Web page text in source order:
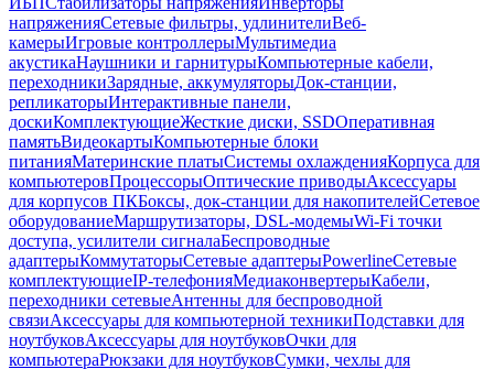
напряженияСетевые фильтры, удлинителиВеб-
камерыИгровые контроллерыМультимедиа
акустикаНаушники и гарнитурыКомпьютерные кабели,
переходникиЗарядные, аккумуляторыДок-станции,
репликаторыИнтерактивные панели,
доскиКомплектующиеЖесткие диски, SSDОперативная
памятьВидеокартыКомпьютерные блоки
питанияМатеринские платыСистемы охлажденияКорпуса для
компьютеровПроцессорыОптические приводыАксессуары
для корпусов ПКБоксы, док-станции для накопителейСетевое
оборудованиеМаршрутизаторы, DSL-модемыWi-Fi точки
доступа, усилители сигналаБеспроводные
адаптерыКоммутаторыСетевые адаптерыPowerlineСетевые
комплектующиеIP-телефонияМедиаконвертерыКабели,
переходники сетевыеАнтенны для беспроводной
связиАксессуары для компьютерной техникиПодставки для
ноутбуковАксессуары для ноутбуковОчки для
компьютераРюкзаки для ноутбуковСумки, чехлы для